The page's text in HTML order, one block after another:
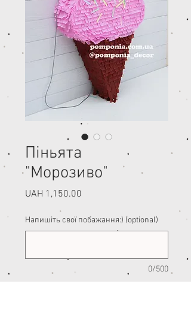
Піньята
"Морозиво"
UAH 1,150.00
Напишіть свої побажання:) (optional)
0/500